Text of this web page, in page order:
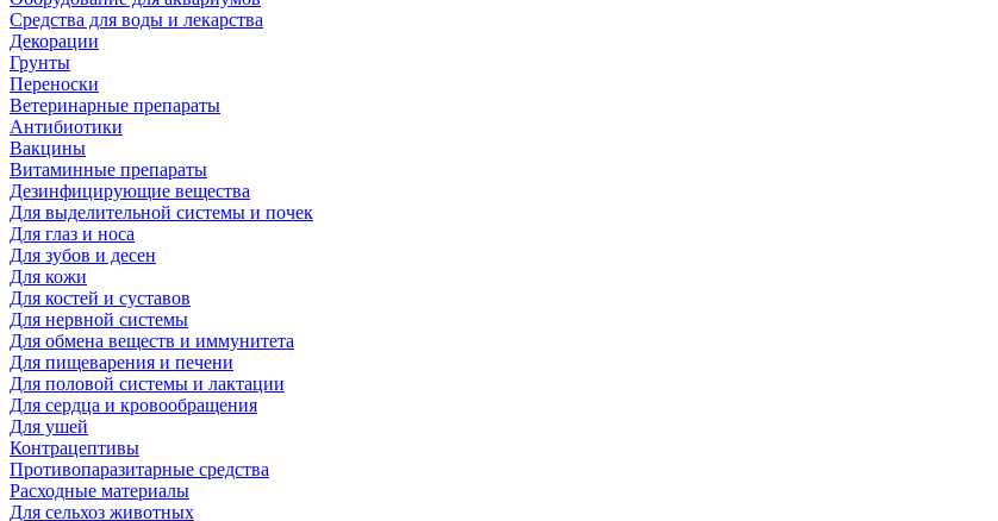
Средства для воды и лекарства
Декорации
Грунты
Переноски
Ветеринарные препараты
Антибиотики
Вакцины
Витаминные препараты
Дезинфицирующие вещества
Для выделительной системы и почек
Для глаз и носа
Для зубов и десен
Для кожи
Для костей и суставов
Для нервной системы
Для обмена веществ и иммунитета
Для пищеварения и печени
Для половой системы и лактации
Для сердца и кровообращения
Для ушей
Контрацептивы
Противопаразитарные средства
Расходные материалы
Для сельхоз животных